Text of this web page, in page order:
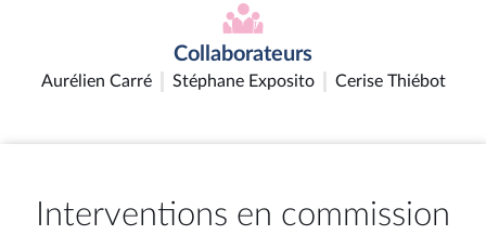
Collaborateurs
Aurélien Carré Stéphane Exposito Cerise Thiébot
Interventions en commission